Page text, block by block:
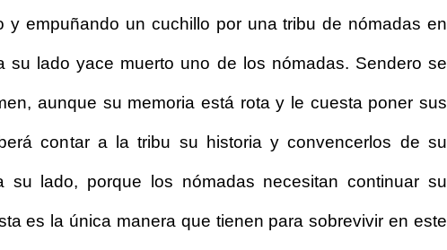
y empuñando un cuchillo por una tribu de nómadas en
lado yace muerto uno de los nómadas. Sendero se
aunque su memoria está rota y le cuesta poner sus
contar a la tribu su historia y convencerlos de su
lado, porque los nómadas necesitan continuar su
es la única manera que tienen para sobrevivir en este